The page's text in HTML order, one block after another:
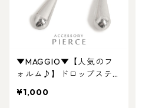
▼MAGGIO▼【人気のフ
ォルム♪】ドロップステン
¥1,000